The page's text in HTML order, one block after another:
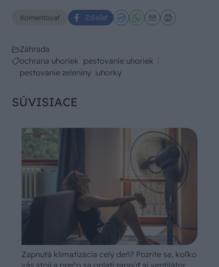
Komentovať Zdieľať
Záhrada
ochrana uhoriek
pestovanie uhoriek
pestovanie zeleniny uhorky
SÚVISIACE
Zapnutá klimatizácia celý deň? Pozrite sa, koľko